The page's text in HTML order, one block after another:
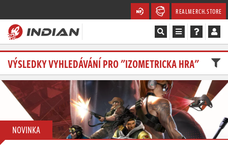
REALMERCH.STORE
Magazín
Recenze
Videa
Soutěže
VÝSLEDKY VYHLEDÁVÁNÍ PRO "IZOMETRICKA HRA"
NOVINKA